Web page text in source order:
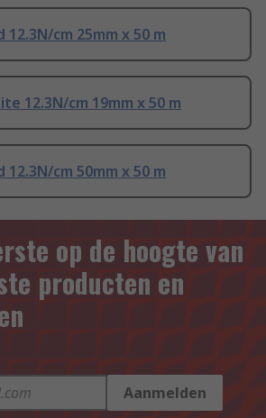
12.3N/cm 25mm x 50 m
12.3N/cm 19mm x 50 m
12.3N/cm 50mm x 50 m
op de hoogte van
producten en
Aanmelden